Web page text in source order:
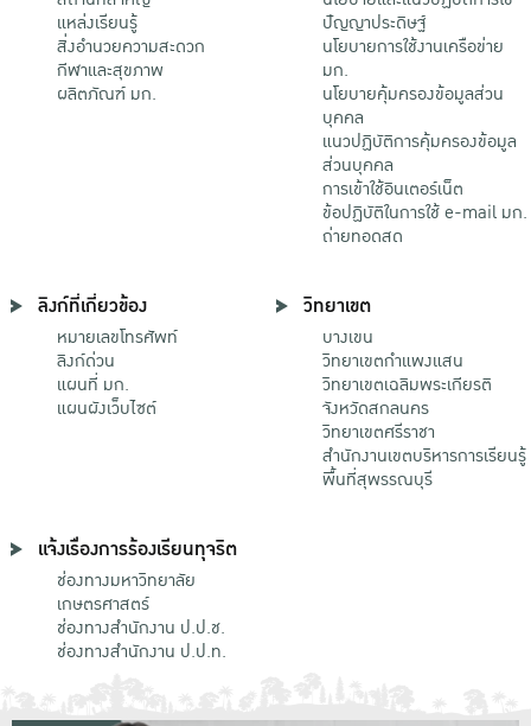
แหล่งเรียนรู้
สิ่งอำนวยความสะดวก
กีฬาและสุขภาพ
ผลิตภัณฑ์ มก.
ปัญญาประดิษฐ์
นโยบายการใช้งานเครือข่าย
มก.
นโยบายคุ้มครองข้อมูลส่วน
บุคคล
แนวปฏิบัติการคุ้มครองข้อมูล
ส่วนบุคคล
การเข้าใช้อินเตอร์เน็ต
ข้อปฏิบัติในการใช้ e-mail มก.
ถ่ายทอดสด
ลิงก์ที่เกี่ยวข้อง
หมายเลขโทรศัพท์
ลิงก์ด่วน
แผนที่ มก.
แผนผังเว็บไซต์
วิทยาเขต
บางเขน
วิทยาเขตกําแพงแสน
วิทยาเขตเฉลิมพระเกียรติ
จังหวัดสกลนคร
วิทยาเขตศรีราชา
สำนักงานเขตบริหารการเรียนรู้
พื้นที่สุพรรณบุรี
แจ้งเรื่องการร้องเรียนทุจริต
ช่องทางมหาวิทยาลัย
เกษตรศาสตร์
ช่องทางสำนักงาน ป.ป.ช.
ช่องทางสำนักงาน ป.ป.ท.